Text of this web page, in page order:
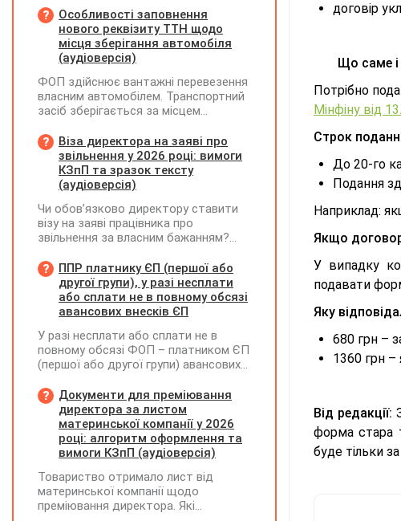
договір
Що саме
Потрібно
Мінфіну від
Строк
До 20-го
Подання
Наприклад:
Якщо
У випадку
подавати
Яку
680 грн –
1360 грн –
Від редакції:
форма стара
буде тільки
Особливості заповнення
нового реквізиту ТТН щодо
місця зберігання автомобіля
(аудіоверсія)
ФОП здійснює вантажні перевезення
власним автомобілем. Транспортний
засіб зберігається за місцем
договір оренди гаража чи стоянки
відсутній. Яку адресу слід зазначати
у новому реквізиті ТТН «Місце, де
зберігається автомобіль»? Чи є
на місце стоянки?
Віза директора на заяві про
звільнення у 2026 році: вимоги
КЗпП та зразок тексту
(аудіоверсія)
Чи обов’язково директору ставити
візу на заяві працівника про
звільнення за власним бажанням?
згідно з нормами КЗпП?
ППР платнику ЄП (першої або
другої групи), у разі несплати
або сплати не в повному обсязі
авансових внесків ЄП
У разі несплати або сплати не в
повному обсязі ФОП – платником ЄП
(першої або другої групи) авансових
результатами акта перевірки щодо
таких виявлених порушень
визначається сума штрафу та
складається ППР за формою «Ш»
Документи для преміювання
директора за листом
материнської компанії у 2026
році: алгоритм оформлення та
вимоги КЗпП (аудіоверсія)
Товариство отримало лист від
материнської компанії щодо
преміювання директора. Які